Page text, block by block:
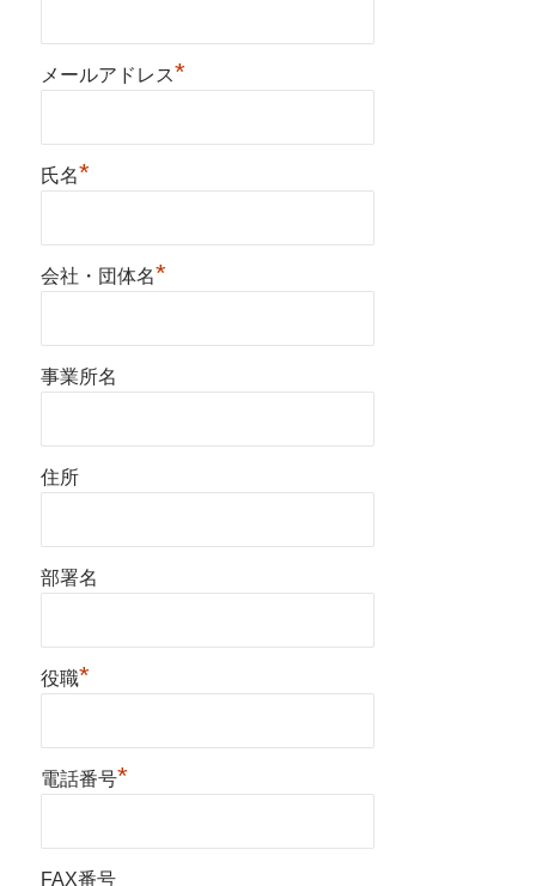
メールアドレス*
氏名*
会社・団体名*
事業所名
住所
部署名
役職*
電話番号*
FAX番号